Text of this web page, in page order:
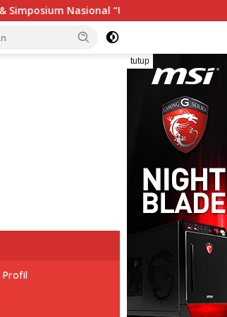
Nasional dan
tutup
Profil